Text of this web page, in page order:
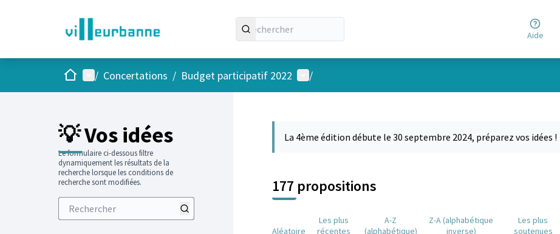
Aide
AccueilMenu principal
/ Concertations / Budget participatif 2022 Menu utilisateur
/
💡 Vos idées
Le formulaire ci-dessous filtre
dynamiquement les résultats de la
recherche lorsque les conditions de
recherche sont modifiées.
La 4ème édition débute le 30 septembre 2024, préparez vos idées !
177 propositions
Aléatoire
Les plus
récentes
A-Z
(alphabétique)
Z-A (alphabétique
inverse)
Les plus
soutenues